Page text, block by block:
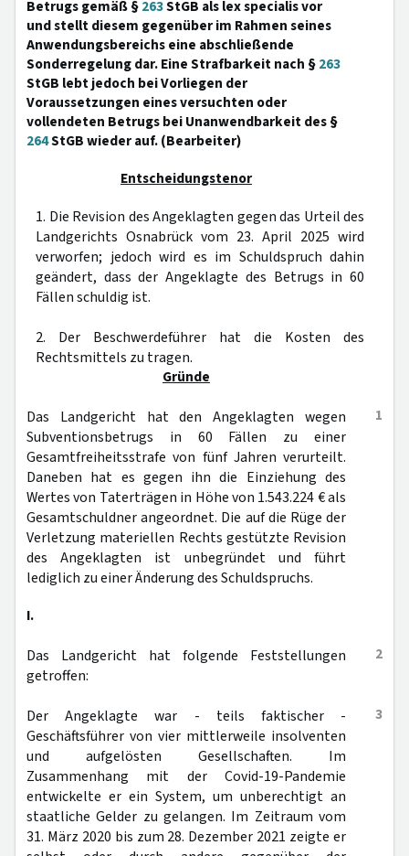
Betrugs gemäß §263StGB als lex specialis vor
und stellt diesem gegenüber im Rahmen seines
Anwendungsbereichs eine abschließende
Sonderregelung dar. Eine Strafbarkeit nach §263
StGB lebt jedoch bei Vorliegen der
Voraussetzungen eines versuchten oder
vollendeten Betrugs bei Unanwendbarkeit des §
264StGB wieder auf. (Bearbeiter)
Entscheidungstenor
1. Die Revision des Angeklagten gegen das Urteil des
Landgerichts Osnabrück vom 23. April 2025 wird
verworfen; jedoch wird es im Schuldspruch dahin
geändert, dass der Angeklagte des Betrugs in 60
Fällen schuldig ist.
2. Der Beschwerdeführer hat die Kosten des
Rechtsmittels zu tragen.
Gründe
1
Das Landgericht hat den Angeklagten wegen
Subventionsbetrugs in 60 Fällen zu einer
Gesamtfreiheitsstrafe von fünf Jahren verurteilt.
Daneben hat es gegen ihn die Einziehung des
Wertes von Taterträgen in Höhe von 1.543.224 € als
Gesamtschuldner angeordnet. Die auf die Rüge der
Verletzung materiellen Rechts gestützte Revision
des Angeklagten ist unbegründet und führt
lediglich zu einer Änderung des Schuldspruchs.
I.
2
Das Landgericht hat folgende Feststellungen
getroffen:
3
Der Angeklagte war - teils faktischer -
Geschäftsführer von vier mittlerweile insolventen
und aufgelösten Gesellschaften. Im
Zusammenhang mit der Covid-19-Pandemie
entwickelte er ein System, um unberechtigt an
staatliche Gelder zu gelangen. Im Zeitraum vom
31. März 2020 bis zum 28. Dezember 2021 zeigte er